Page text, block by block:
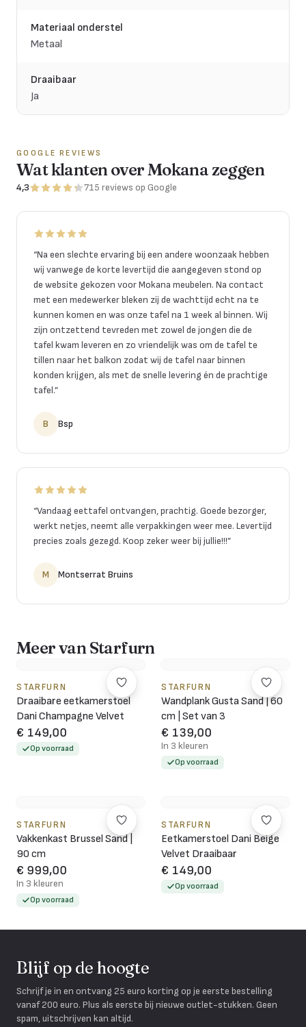
Materiaal onderstel
Metaal
Draaibaar
Ja
GOOGLE REVIEWS
Wat klanten over Mokana zeggen
4,3 715 reviews op Google
“Na een slechte ervaring bij een andere woonzaak hebben
wij vanwege de korte levertijd die aangegeven stond op
de website gekozen voor Mokana meubelen. Na contact
met een medewerker bleken zij de wachttijd echt na te
kunnen komen en was onze tafel na 1 week al binnen. Wij
zijn ontzettend tevreden met zowel de jongen die de
tafel kwam leveren en zo vriendelijk was om de tafel te
tillen naar het balkon zodat wij de tafel naar binnen
konden krijgen, als met de snelle levering én de prachtige
tafel.”
B Bsp
“Vandaag eettafel ontvangen, prachtig. Goede bezorger,
werkt netjes, neemt alle verpakkingen weer mee. Levertijd
precies zoals gezegd. Koop zeker weer bij jullie!!!”
M Montserrat Bruins
Meer van Starfurn
STARFURN
Draaibare eetkamerstoel
Dani Champagne Velvet
€ 149,00
Op voorraad
STARFURN
Wandplank Gusta Sand | 60
cm | Set van 3
€ 139,00
In 3 kleuren
Op voorraad
STARFURN
Vakkenkast Brussel Sand |
90 cm
€ 999,00
In 3 kleuren
Op voorraad
STARFURN
Eetkamerstoel Dani Beige
Velvet Draaibaar
€ 149,00
Op voorraad
Blijf op de hoogte
Schrijf je in en ontvang 25 euro korting op je eerste bestelling
vanaf 200 euro. Plus als eerste bij nieuwe outlet-stukken. Geen
spam, uitschrijven kan altijd.